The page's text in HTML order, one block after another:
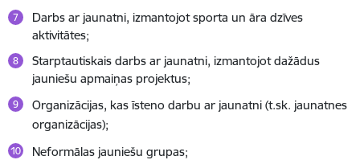
Darbs ar jaunatni, izmantojot sporta un āra dzīves
aktivitātes;
Starptautiskais darbs ar jaunatni, izmantojot dažādus
jauniešu apmaiņas projektus;
Organizācijas, kas īsteno darbu ar jaunatni (t.sk. jaunatnes
organizācijas);
Neformālas jauniešu grupas;